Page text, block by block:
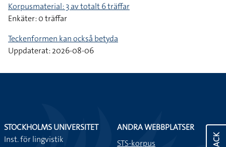
Korpusmaterial: 3 av totalt 6 träffar
Enkäter: 0 träffar
Teckenformen kan också betyda
Uppdaterat: 2026-08-06
STOCKHOLMS UNIVERSITET
Inst. för lingvistik
ANDRA WEBBPLATSER
STS-korpus